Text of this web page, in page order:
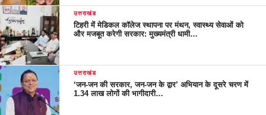
उत्तराखंड
टिहरी में मेडिकल कॉलेज स्थापना पर मंथन, स्वास्थ्य सेवाओं को
और मजबूत करेगी सरकार: मुख्यमंत्री धामी…
उत्तराखंड
‘जन-जन की सरकार, जन-जन के द्वार’ अभियान के दूसरे चरण में
1.34 लाख लोगों की भागीदारी…